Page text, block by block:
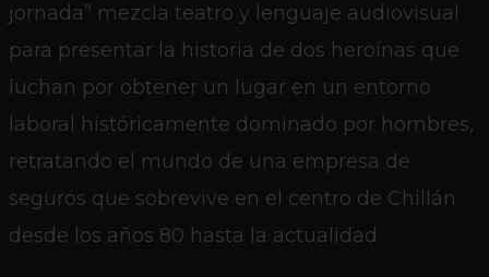
jornada” mezcla teatro y lenguaje audiovisual
para presentar la historia de dos heroínas que
luchan por obtener un lugar en un entorno
laboral históricamente dominado por hombres,
retratando el mundo de una empresa de
seguros que sobrevive en el centro de Chillán
desde los años 80 hasta la actualidad.